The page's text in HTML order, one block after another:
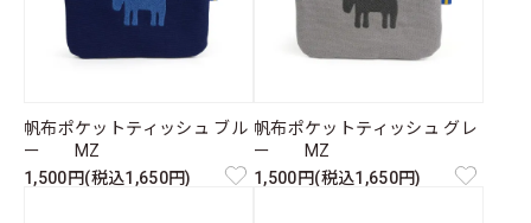
帆布ポケットティッシュ ブル
ー MZ
1,500円(税込1,650円)
帆布ポケットティッシュ グレ
ー MZ
1,500円(税込1,650円)